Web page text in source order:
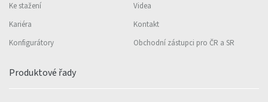
Ke stažení
Videa
Kariéra
Kontakt
Konfigurátory
Obchodní zástupci pro ČR a SR
Produktové řady